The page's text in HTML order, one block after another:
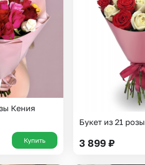
Статица
Суккуленты
Кения
Купить
Букет из 21 розы
3 899 ₽